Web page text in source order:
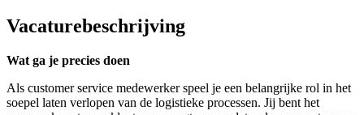
Vacaturebeschrijving
Wat ga je precies doen
Als customer service medewerker speel je een belangrijke rol in het
soepel laten verlopen van de logistieke processen. Jij bent het